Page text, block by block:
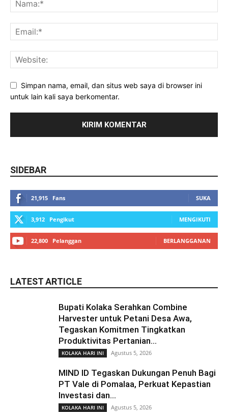
Simpan nama, email, dan situs web saya di browser ini
untuk lain kali saya berkomentar.
SIDEBAR
21,915 Fans SUKA
3,912 Pengikut MENGIKUTI
22,800 Pelanggan BERLANGGANAN
LATEST ARTICLE
Bupati Kolaka Serahkan Combine
Harvester untuk Petani Desa Awa,
Tegaskan Komitmen Tingkatkan
Produktivitas Pertanian...
KOLAKA HARI INI Agustus 5, 2026
MIND ID Tegaskan Dukungan Penuh Bagi
PT Vale di Pomalaa, Perkuat Kepastian
Investasi dan...
KOLAKA HARI INI Agustus 5, 2026